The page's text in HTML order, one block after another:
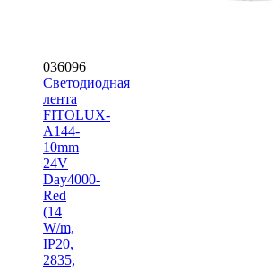
036096
Светодиодная
лента
FITOLUX-
A144-
10mm
24V
Day4000-
Red
(14
W/m,
IP20,
2835,